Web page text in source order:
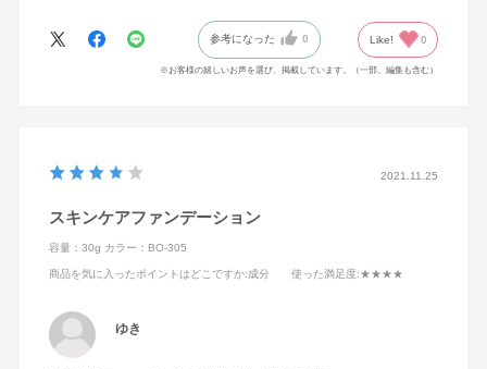
参考になった 0 Like! 0
※お客様の嬉しいお声を選び、掲載しています。（一部、編集も含む）
2021.11.25
スキンケアファンデーション
容量：30g カラー：BO-305
商品を気に入ったポイントはどこですか:成分 使った満足度:★★★★
ゆき